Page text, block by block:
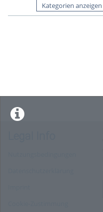
Kategorien anzeigen